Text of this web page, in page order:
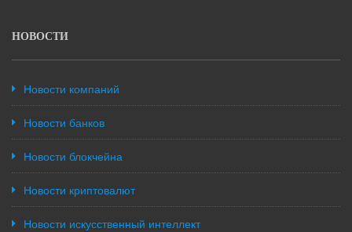
НОВОСТИ
Новости компаний
Новости банков
Новости блокчейна
Новости криптовалют
Новости искусственный интеллект